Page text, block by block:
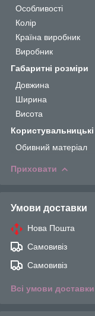
Особливості
Колір
Країна виробник
Виробник
Габаритні розміри
Довжина
Ширина
Висота
Обивний матеріал
Приховати
Умови доставки
Нова Пошта
Самовивіз
Самовивіз
Всі умови доставки